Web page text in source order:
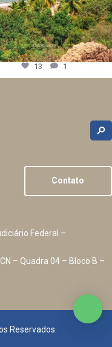
13 1
Contato
Federal –
– Quadra 04 – Bloco B –
Reservados.